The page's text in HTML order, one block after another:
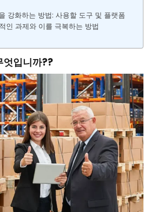
강화하는 방법: 사용할 도구 및 플랫폼
인 과제와 이를 극복하는 방법
엇입니까??